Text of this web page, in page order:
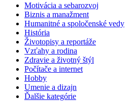
Motivácia a sebarozvoj
Biznis a manažment
Humanitné a spoločenské vedy
História
Životopisy a reportáže
Vzťahy a rodina
Zdravie a životný štýl
Počítače a internet
Hobby
Umenie a dizajn
Ďalšie kategórie